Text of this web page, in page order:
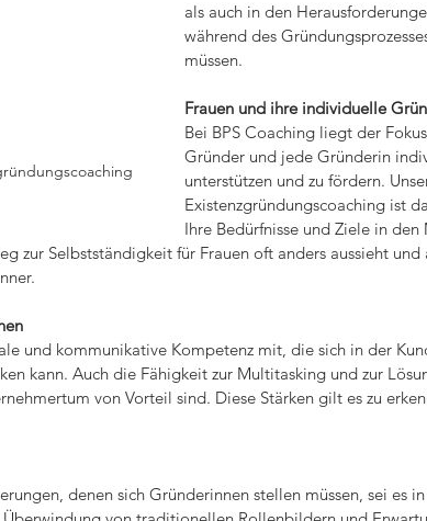
als auch in den
während des
müssen.
Frauen und ihre individuelle
Bei BPS Coaching liegt der
Gründer und jede Gründerin
unterstützen und zu fördern.
Existenzgründungscoaching ist
Ihre Bedürfnisse und Ziele in
zur Selbstständigkeit für Frauen oft anders aussieht und
und kommunikative Kompetenz mit, die sich in der
kann. Auch die Fähigkeit zur Multitasking und zur
von Vorteil sind. Diese Stärken gilt es zu
denen sich Gründerinnen stellen müssen, sei es